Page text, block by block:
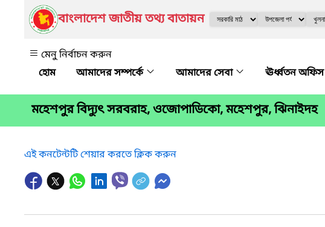
বাংলাদেশ জাতীয় তথ্য বাতায়ন
মেনু নির্বাচন করুন
আমাদের সম্পর্কে
আমাদের সেবা ঊর্ধ্বতন অফিস
মহেশপুর বিদ্যুৎ সরবরাহ, ওজোপাডিকো, মহেশপুর, ঝিনাইদহ
এই কনটেন্টটি শেয়ার করতে ক্লিক করুন